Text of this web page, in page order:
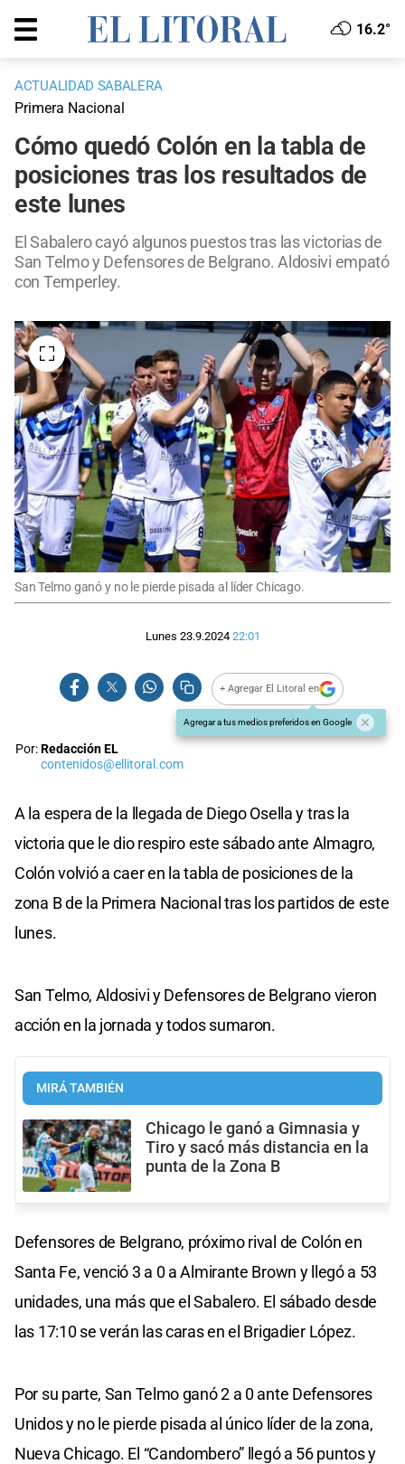
16.2°
ACTUALIDAD SABALERA
Primera Nacional
Cómo quedó Colón en la tabla de
posiciones tras los resultados de
este lunes
El Sabalero cayó algunos puestos tras las victorias de
San Telmo y Defensores de Belgrano. Aldosivi empató
con Temperley.
San Telmo ganó y no le pierde pisada al líder Chicago.
Lunes 23.9.2024 22:01
+ Agregar El Litoral en
Agregar a tus medios preferidos en Google
Por:Redacción EL
contenidos@ellitoral.com
A la espera de la llegada de Diego Osella y tras la
victoria que le dio respiro este sábado ante Almagro,
Colón volvió a caer en la tabla de posiciones de la
zona B de la Primera Nacional tras los partidos de este
lunes.
San Telmo, Aldosivi y Defensores de Belgrano vieron
acción en la jornada y todos sumaron.
MIRÁ TAMBIÉN
Chicago le ganó a Gimnasia y
Tiro y sacó más distancia en la
punta de la Zona B
Defensores de Belgrano, próximo rival de Colón en
Santa Fe, venció 3 a 0 a Almirante Brown y llegó a 53
unidades, una más que el Sabalero. El sábado desde
las 17:10 se verán las caras en el Brigadier López.
Por su parte, San Telmo ganó 2 a 0 ante Defensores
Unidos y no le pierde pisada al único líder de la zona,
Nueva Chicago. El “Candombero” llegó a 56 puntos y